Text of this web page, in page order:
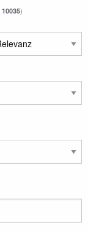
10035)